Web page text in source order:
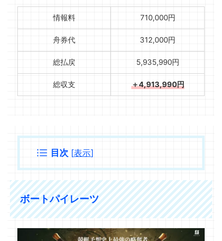
情報料 710,000円
舟券代 312,000円
総払戻 5,935,990円
総収支 ＋4,913,990円
目次 [表示]
ボートパイレーツ